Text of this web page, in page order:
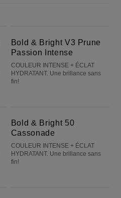
Bold & Bright V3 Prune
Passion Intense
COULEUR INTENSE + ÉCLAT
HYDRATANT. Une brillance sans
fin!
Bold & Bright 50
Cassonade
COULEUR INTENSE + ÉCLAT
HYDRATANT. Une brillance sans
fin!